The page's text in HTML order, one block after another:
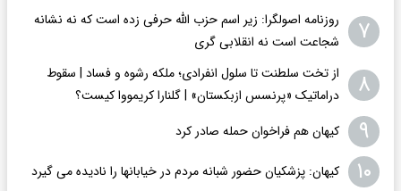
۷
روزنامه اصولگرا: زیر اسم حزب الله حرفی زده است که نه نشانه
شجاعت است نه انقلابی گری
۸
از تخت سلطنت تا سلول انفرادی؛ ملکه رشوه و فساد | سقوط
دراماتیک «پرنسس ازبکستان» | گلنارا کریمووا کیست؟
۹ کیهان هم فراخوان حمله صادر کرد
۱۰ کیهان: پزشکیان حضور شبانه مردم در خیابانها را نادیده می گیرد